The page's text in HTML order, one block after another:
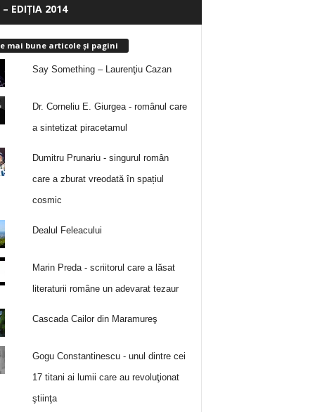
– EDIȚIA 2014
mai bune articole și pagini
Say Something – Laurenţiu Cazan
Dr. Corneliu E. Giurgea - românul care
a sintetizat piracetamul
Dumitru Prunariu - singurul român
care a zburat vreodată în spațiul
cosmic
Dealul Feleacului
Marin Preda - scriitorul care a lăsat
literaturii române un adevarat tezaur
Cascada Cailor din Maramureş
Gogu Constantinescu - unul dintre cei
17 titani ai lumii care au revoluţionat
ştiinţa